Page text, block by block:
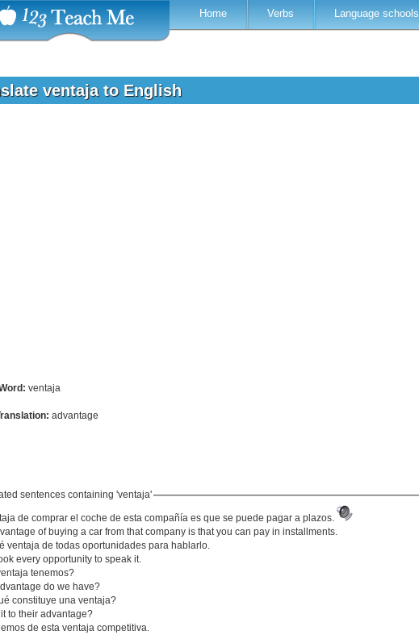
Home Verbs Language schools
ventaja to English
ventaja
advantage
sentences containing 'ventaja'
de comprar el coche de esta compañía es que se puede pagar a plazos.
of buying a car from that company is that you can pay in installments.
ventaja de todas oportunidades para hablarlo.
every opportunity to speak it.
tenemos?
do we have?
constituye una ventaja?
to their advantage?
de esta ventaja competitiva.